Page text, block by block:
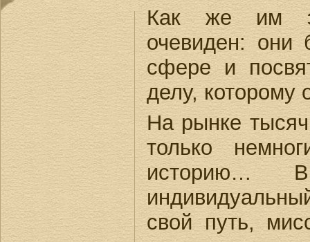
Как же им
очевиден: они
сфере и
делу, которому
На рынке
только
свой путь,